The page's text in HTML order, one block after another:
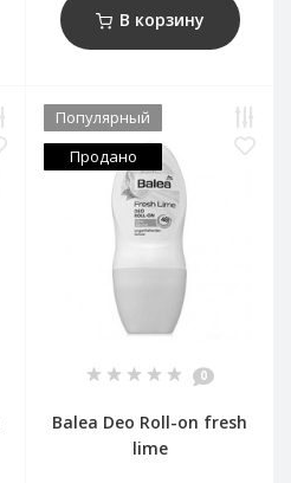
В корзину
Популярный
Продано
0
Balea Deo Roll-on fresh
lime